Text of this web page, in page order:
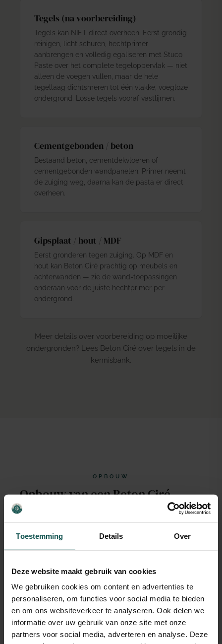
Toestemming Details Over
Deze website maakt gebruik van cookies
We gebruiken cookies om content en advertenties te
personaliseren, om functies voor social media te bieden
en om ons websiteverkeer te analyseren. Ook delen we
informatie over uw gebruik van onze site met onze
partners voor social media, adverteren en analyse. Deze
Tegels (na voorbereiding)
Tegels kan NIET direct overheen. Eerst grondig
reinigen, licht schuren, hechtprimer
aanbrengen en volledig egaliseren met Stuco
Paste over het complete tegeloppervlak — niet
alleen de voegen vullen, maar de hele
tegellaag dichtsmeren tot één vlakke, voegloze
ondergrond. Losse tegels vooraf vastlijmen.
Cementgebonden / beton
Bestaand beton, cementdekvloeren of
cementgebonden wandpanelen. Primer neemt
de zuiging weg, daarna kan de pasta er direct
overheen.
Gipsplaat / hout / MDF
Eerst gronderen tegen zuiging. Op MDF en
hout kan Beton Ciré prachtig op meubels en
achterwanden — zie de wand-toepassingen
onderaan voor de juiste hechtprimer per
ondergrond.
Meer details over voorbereiding op moeilijke
ondergronden? Lees Beton Ciré over tegels in de
kennisbank.
OPBOUW
Opbouw van een Beton Ciré
wand
Een wand in een droge kamer krijgt een lichtere
opbouw dan een wand in een badkamer of
lagen en de hoeken-techniek met kimband.
DROGE RUIMTE
Woonkamer, slaapkamer, hal,